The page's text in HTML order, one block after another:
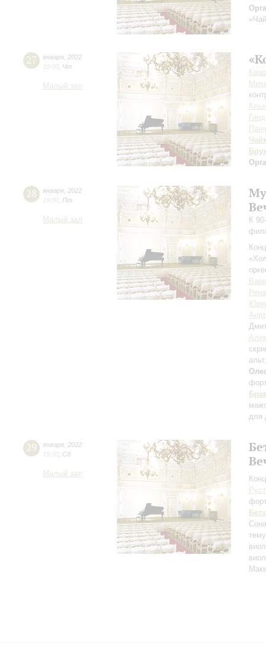
27 января 2022
19:00 Чт
Малый зал
28 января 2022
19:00 Пт
Малый зал
К
для
29 января 2022
19:00 Сб
Малый зал